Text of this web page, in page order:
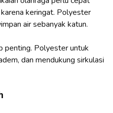
keringat. Polyester
air sebanyak katun.
penting. Polyester untuk
dan mendukung sirkulasi